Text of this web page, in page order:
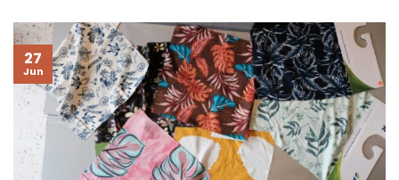
27
Jun